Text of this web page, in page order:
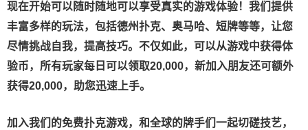
现在开始可以随时随地可以享受真实的游戏体验！我们提供
丰富多样的玩法，包括德州扑克、奥马哈、短牌等等，让您
尽情挑战自我，提高技巧。不仅如此， 可以从游戏中获得体
验币，所有玩家每日可以领取20,000，新加入朋友还可额外
获得20,000，助您迅速上手。
加入我们的免费扑克游戏，和全球的牌手们一起切磋技艺，